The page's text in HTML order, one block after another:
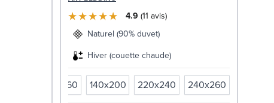
4.9 11 avis
Naturel (90% duvet)
Hiver (couette chaude)
240x260 140x200 220x240 240x260